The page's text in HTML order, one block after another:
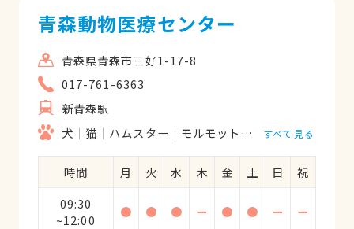
青森動物医療センター
青森県青森市三好1-17-8
017-761-6363
新青森駅
犬
猫 ハムスター モルモット フェレット
すべて見る
時間 月 火 水 木 金 土 日
祝
09:30
~12:00
● ● ● ー ● ● ー ー